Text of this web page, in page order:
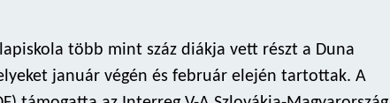
több mint száz diákja vett részt a Duna
január végén és február elején tartottak. A